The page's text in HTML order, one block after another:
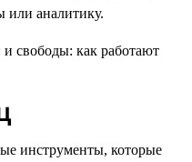
или аналитику.
инструменты, которые